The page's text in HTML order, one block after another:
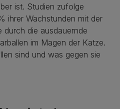
ist. Studien zufolge
ihrer Wachstunden mit der
durch die ausdauernde
im Magen der Katze.
sind und was gegen sie